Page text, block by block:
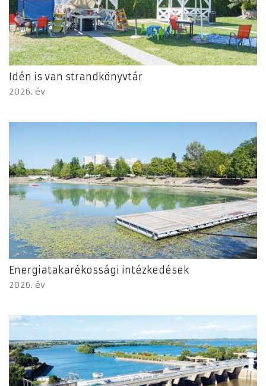
Idén is van strandkönyvtár
2026. év
Energiatakarékossági intézkedések
2026. év